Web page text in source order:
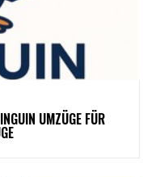
UMZÜGE FÜR